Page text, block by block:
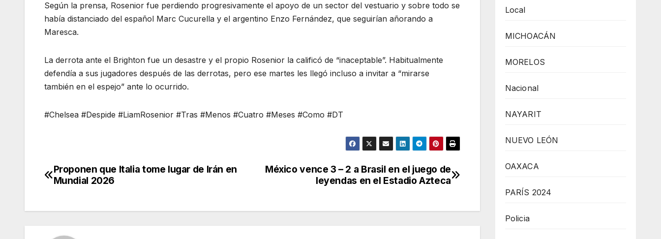
Según la prensa, Rosenior fue perdiendo progresivamente el apoyo de un sector del vestuario y sobre todo se
había distanciado del español Marc Cucurella y el argentino Enzo Fernández, que seguirían añorando a
Maresca.
La derrota ante el Brighton fue un desastre y el propio Rosenior la calificó de “inaceptable”. Habitualmente
defendía a sus jugadores después de las derrotas, pero ese martes les llegó incluso a invitar a “mirarse
también en el espejo” ante lo ocurrido.
#Chelsea #Despide #LiamRosenior #Tras #Menos #Cuatro #Meses #Como #DT
Navegación
entradas
México vence 3 – 2 a Brasil en el juego de
leyendas en el Estadio Azteca
Proponen que Italia tome lugar de Irán en
Mundial 2026
Local
MICHOACÁN
MORELOS
Nacional
NAYARIT
NUEVO LEÓN
OAXACA
PARÍS 2024
Policia